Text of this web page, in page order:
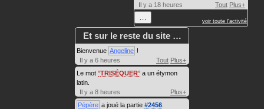
Il y a 18 heures
Tout Plus+
voir toute l'activité
Et sur le reste du site …
Bienvenue Angeline !
Il y a 6 heures
Tout Plus+
Le mot TRISÉQUER a un étymon
latin.
Il y a 8 heures
Plus+
Pépère a joué la partie #2456